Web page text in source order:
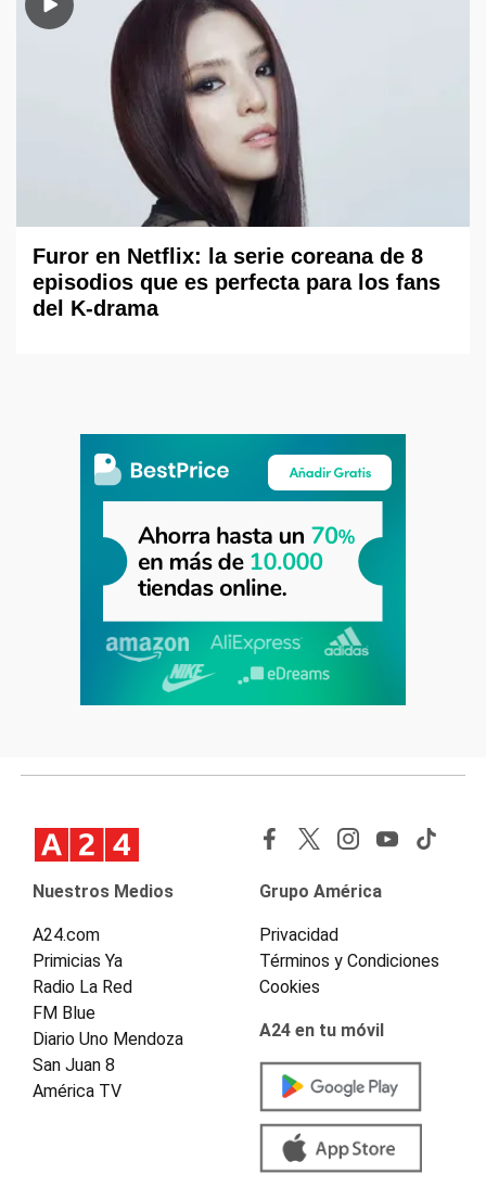
Furor en Netflix: la serie coreana de 8
episodios que es perfecta para los fans
del K-drama
Nuestros Medios
A24.com
Primicias Ya
Radio La Red
FM Blue
Diario Uno Mendoza
San Juan 8
América TV
Grupo América
Privacidad
Términos y Condiciones
Cookies
A24 en tu móvil